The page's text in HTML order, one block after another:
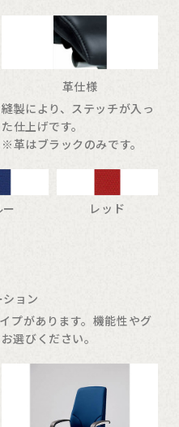
革仕様
縫製により、ステッチが入っ
た仕上げです。
※革はブラックのみです。
レッド
ョン
プがあります。機能性やグ
選びください。